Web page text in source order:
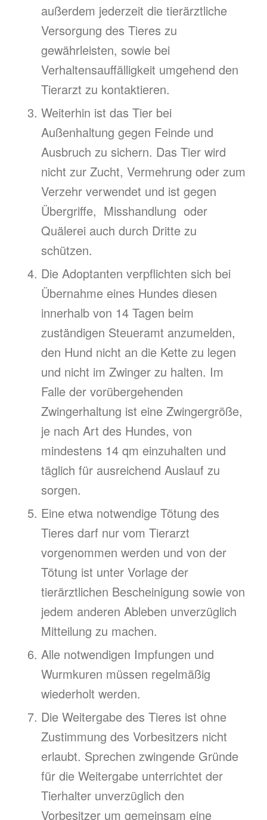
außerdem jederzeit die tierärztliche
Versorgung des Tieres zu
gewährleisten, sowie bei
Verhaltensauffälligkeit umgehend den
Tierarzt zu kontaktieren.
Weiterhin ist das Tier bei
Außenhaltung gegen Feinde und
Ausbruch zu sichern. Das Tier wird
nicht zur Zucht, Vermehrung oder zum
Verzehr verwendet und ist gegen
Übergriffe, Misshandlung oder
Quälerei auch durch Dritte zu
schützen.
Die Adoptanten verpflichten sich bei
Übernahme eines Hundes diesen
innerhalb von 14 Tagen beim
zuständigen Steueramt anzumelden,
den Hund nicht an die Kette zu legen
und nicht im Zwinger zu halten. Im
Falle der vorübergehenden
Zwingerhaltung ist eine Zwingergröße,
je nach Art des Hundes, von
mindestens 14 qm einzuhalten und
täglich für ausreichend Auslauf zu
sorgen.
Eine etwa notwendige Tötung des
Tieres darf nur vom Tierarzt
vorgenommen werden und von der
Tötung ist unter Vorlage der
tierärztlichen Bescheinigung sowie von
jedem anderen Ableben unverzüglich
Mitteilung zu machen.
Alle notwendigen Impfungen und
Wurmkuren müssen regelmäßig
wiederholt werden.
Die Weitergabe des Tieres ist ohne
Zustimmung des Vorbesitzers nicht
erlaubt. Sprechen zwingende Gründe
für die Weitergabe unterrichtet der
Tierhalter unverzüglich den
Vorbesitzer um gemeinsam eine